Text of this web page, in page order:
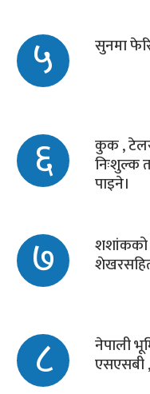
५ सुनमा
६ कुक , टेलर
निःशुल्क
पाइने।
७ शशांकको
८ नेपाली
एसएसबी